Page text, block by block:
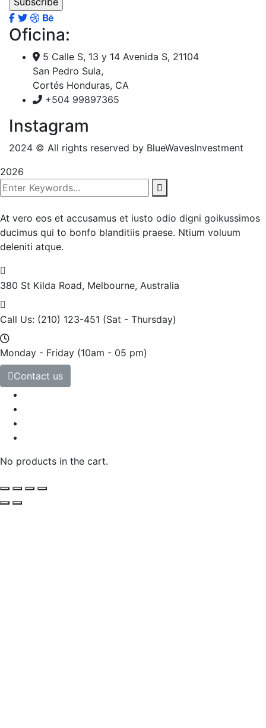
Oficina:
5 Calle S, 13 y 14 Avenida S, 21104
San Pedro Sula,
Cortés Honduras, CA
+504 99897365
Instagram
2024 © All rights reserved by BlueWavesInvestment
2026
At vero eos et accusamus et iusto odio digni goikussimos
ducimus qui to bonfo blanditiis praese. Ntium voluum
deleniti atque.
380 St Kilda Road, Melbourne, Australia
Call Us: (210) 123-451 (Sat - Thursday)
Monday - Friday (10am - 05 pm)
Contact us
No products in the cart.